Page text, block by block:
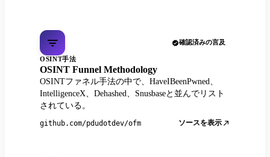
確認済みの言及
OSINT手法
OSINT Funnel Methodology
OSINTファネル手法の中で、HaveIBeenPwned、
IntelligenceX、Dehashed、Snusbaseと並んでリスト
されている。
github.com/pdudotdev/ofm ソースを表示